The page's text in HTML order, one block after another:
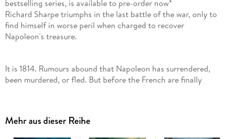
bestselling series, is available to pre-order now*
Richard Sharpe triumphs in the last battle of the war, only to
find himself in worse peril when charged to recover
Napoleon's treasure.
It is 1814. Rumours abound that Napoleon has surrendered,
been murdered, or fled. But before the French are finally
Mehr aus dieser Reihe